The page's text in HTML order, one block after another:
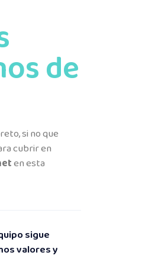
de
si no que
cubrir en
en esta
sigue
valores y